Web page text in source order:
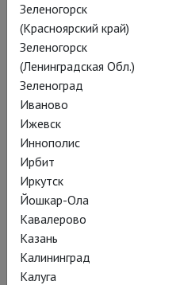
так сладко
былых
тревогах.
шумного
камерный
свечах, а
постановка
сцене
России – в
Зеленогорск
(Красноярский край)
Зеленогорск
(Ленинградская Обл.)
Зеленоград
Иваново
Ижевск
Иннополис
Ирбит
Иркутск
Йошкар-Ола
Кавалерово
Казань
Калининград
Калуга